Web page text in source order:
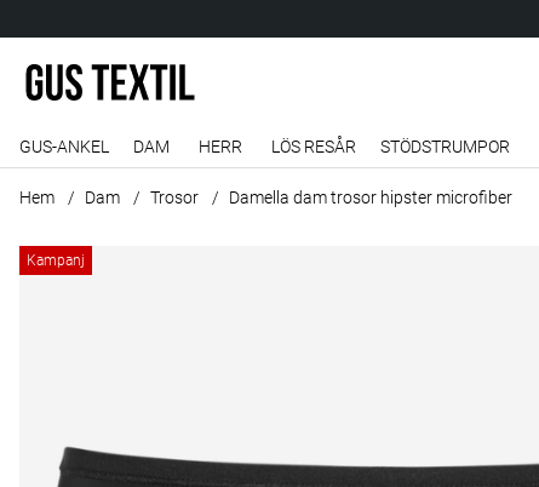
GUS-ANKEL DAM HERR LÖS RESÅR STÖDSTRUMPOR
Hem Dam Trosor Damella dam trosor hipster microfiber
Kampanj
Produktbilder Damella dam trosor hipster microfiber